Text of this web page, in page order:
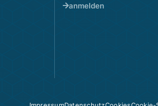
anmelden